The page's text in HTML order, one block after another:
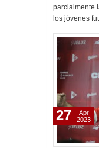
parcialmente
los jóvenes
27
Apr
2023